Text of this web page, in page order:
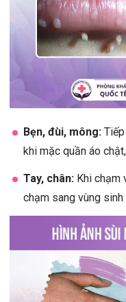
Bẹn, đùi, mông:
khi mặc quần áo
Tay, chân: Khi chạm
chạm sang vùng sinh